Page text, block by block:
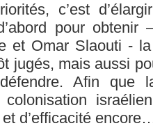
c’est
pour
et Omar Slaouti -
jugés, mais aussi
Afin que
colonisation
d’efficacité